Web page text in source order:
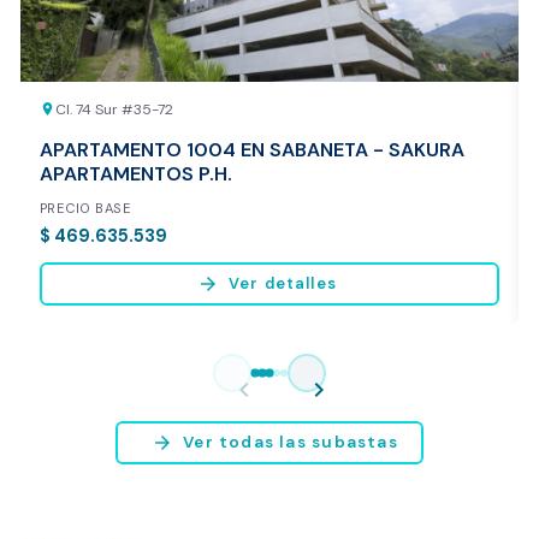
* Servicio disponible exclusivamente para inmuebles ubicados en
Bogotá y Medellín.
location_on Cl. 74 Sur #35-72
APARTAMENTO 1004 EN SABANETA - SAKURA
APARTAMENTOS P.H.
PRECIO BASE
$ 469.635.539
arrow_forward Ver detalles
chevron_left chevron_right
arrow_forward Ver todas las subastas